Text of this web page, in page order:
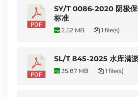
SY/T 0086-2020 阴极保
标准
2.52 MB 1 file(s)
SL/T 845-2025 水库清
35.87 MB 1 file(s)